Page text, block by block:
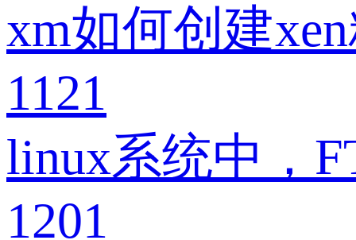
xm如何创建
1121
linux系统中，
1201